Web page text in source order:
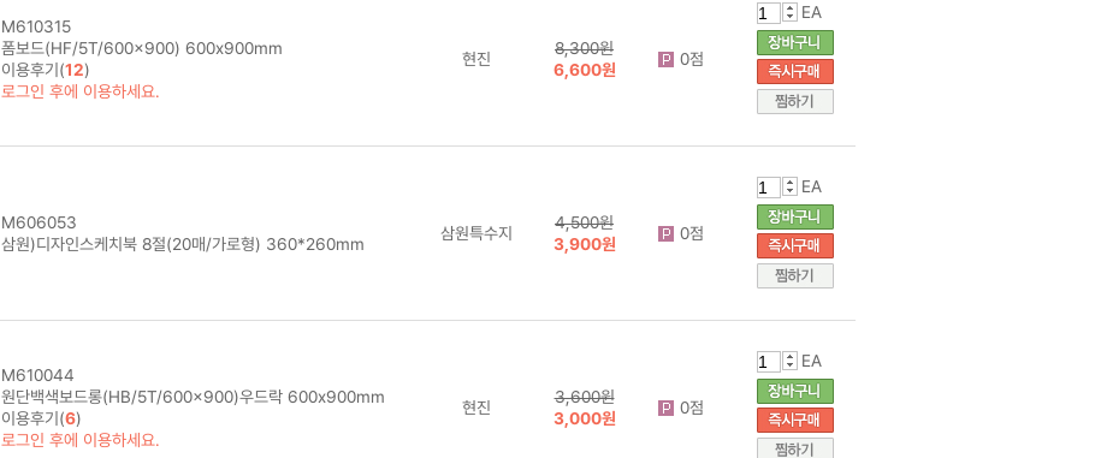
M610315
폼보드(HF/5T/600x900) 600x900mm
이용후기(12)
로그인 후에 이용하세요.
현진
8,300원
6,600원
0점
EA
M606053
삼원)디자인스케치북 8절(20매/가로형) 360*260mm
삼원특수지
4,500원
3,900원
0점
EA
M610044
원단백색보드롱(HB/5T/600x900)우드락 600x900mm
이용후기(6)
로그인 후에 이용하세요.
현진
3,600원
3,000원
0점
EA